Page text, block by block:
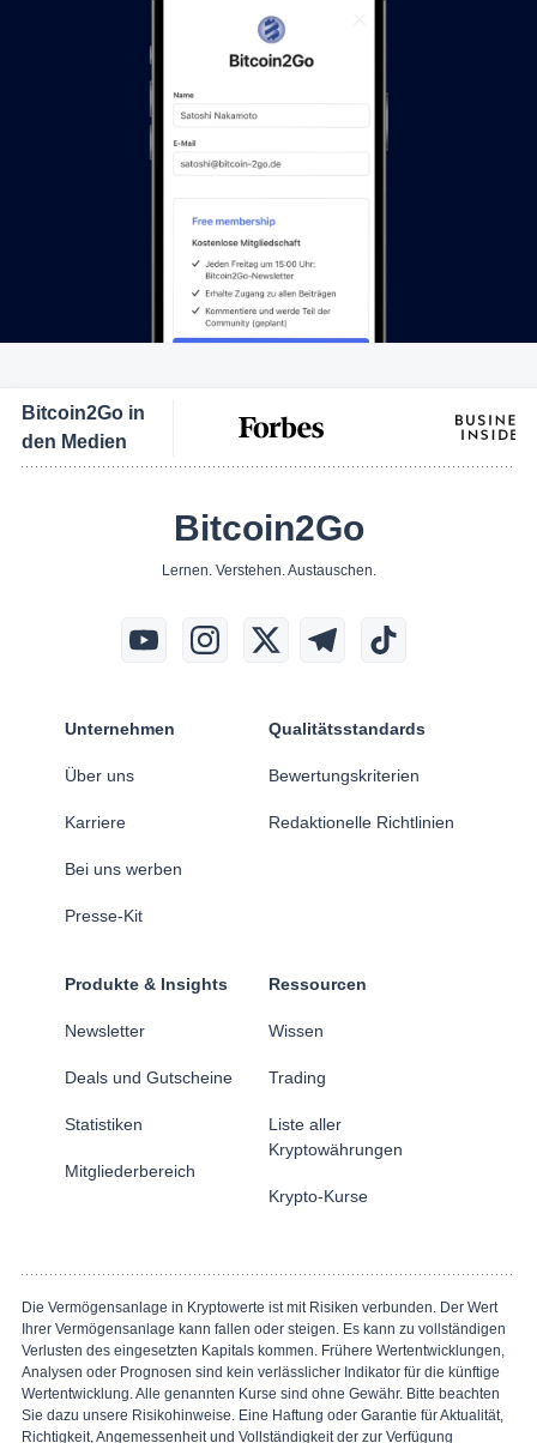
Bitcoin2Go in
den Medien
Bitcoin2Go
Lernen. Verstehen. Austauschen.
Unternehmen
Über uns
Karriere
Bei uns werben
Presse-Kit
Qualitätsstandards
Bewertungskriterien
Redaktionelle Richtlinien
Produkte & Insights
Newsletter
Deals und Gutscheine
Statistiken
Mitgliederbereich
Ressourcen
Wissen
Trading
Liste aller
Kryptowährungen
Krypto-Kurse
Die Vermögensanlage in Kryptowerte ist mit Risiken verbunden. Der Wert
Ihrer Vermögensanlage kann fallen oder steigen. Es kann zu vollständigen
Verlusten des eingesetzten Kapitals kommen. Frühere Wertentwicklungen,
Analysen oder Prognosen sind kein verlässlicher Indikator für die künftige
Wertentwicklung. Alle genannten Kurse sind ohne Gewähr. Bitte beachten
Sie dazu unsere Risikohinweise. Eine Haftung oder Garantie für Aktualität,
Richtigkeit, Angemessenheit und Vollständigkeit der zur Verfügung